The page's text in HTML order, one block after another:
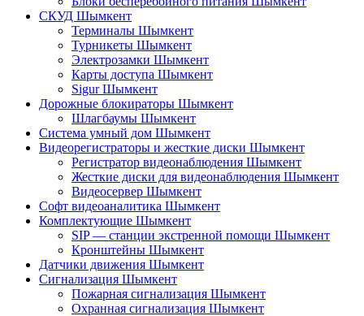
СКУД Шымкент
Терминалы Шымкент
Турникеты Шымкент
Электрозамки Шымкент
Карты доступа Шымкент
Sigur Шымкент
Дорожные блокираторы Шымкент
Шлагбаумы Шымкент
Система умный дом Шымкент
Видеорегистраторы и жесткие диски Шымкент
Регистратор видеонаблюдения Шымкент
Жесткие диски для видеонаблюдения Шымкент
Видеосервер Шымкент
Софт видеоаналитика Шымкент
Комплектующие Шымкент
SIP — станции экстренной помощи Шымкент
Кронштейны Шымкент
Датчики движения Шымкент
Сигнализация Шымкент
Пожарная сигнализация Шымкент
Охранная сигнализация Шымкент